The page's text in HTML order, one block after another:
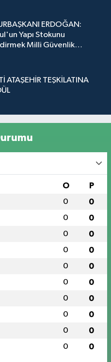
ERDOĞAN:
Yapı Stokunu
Milli Güvenlik
ATAŞEHİR TEŞKİLATINA
O P
0 0
0 0
0 0
0 0
0 0
0 0
0 0
0 0
0 0
0 0